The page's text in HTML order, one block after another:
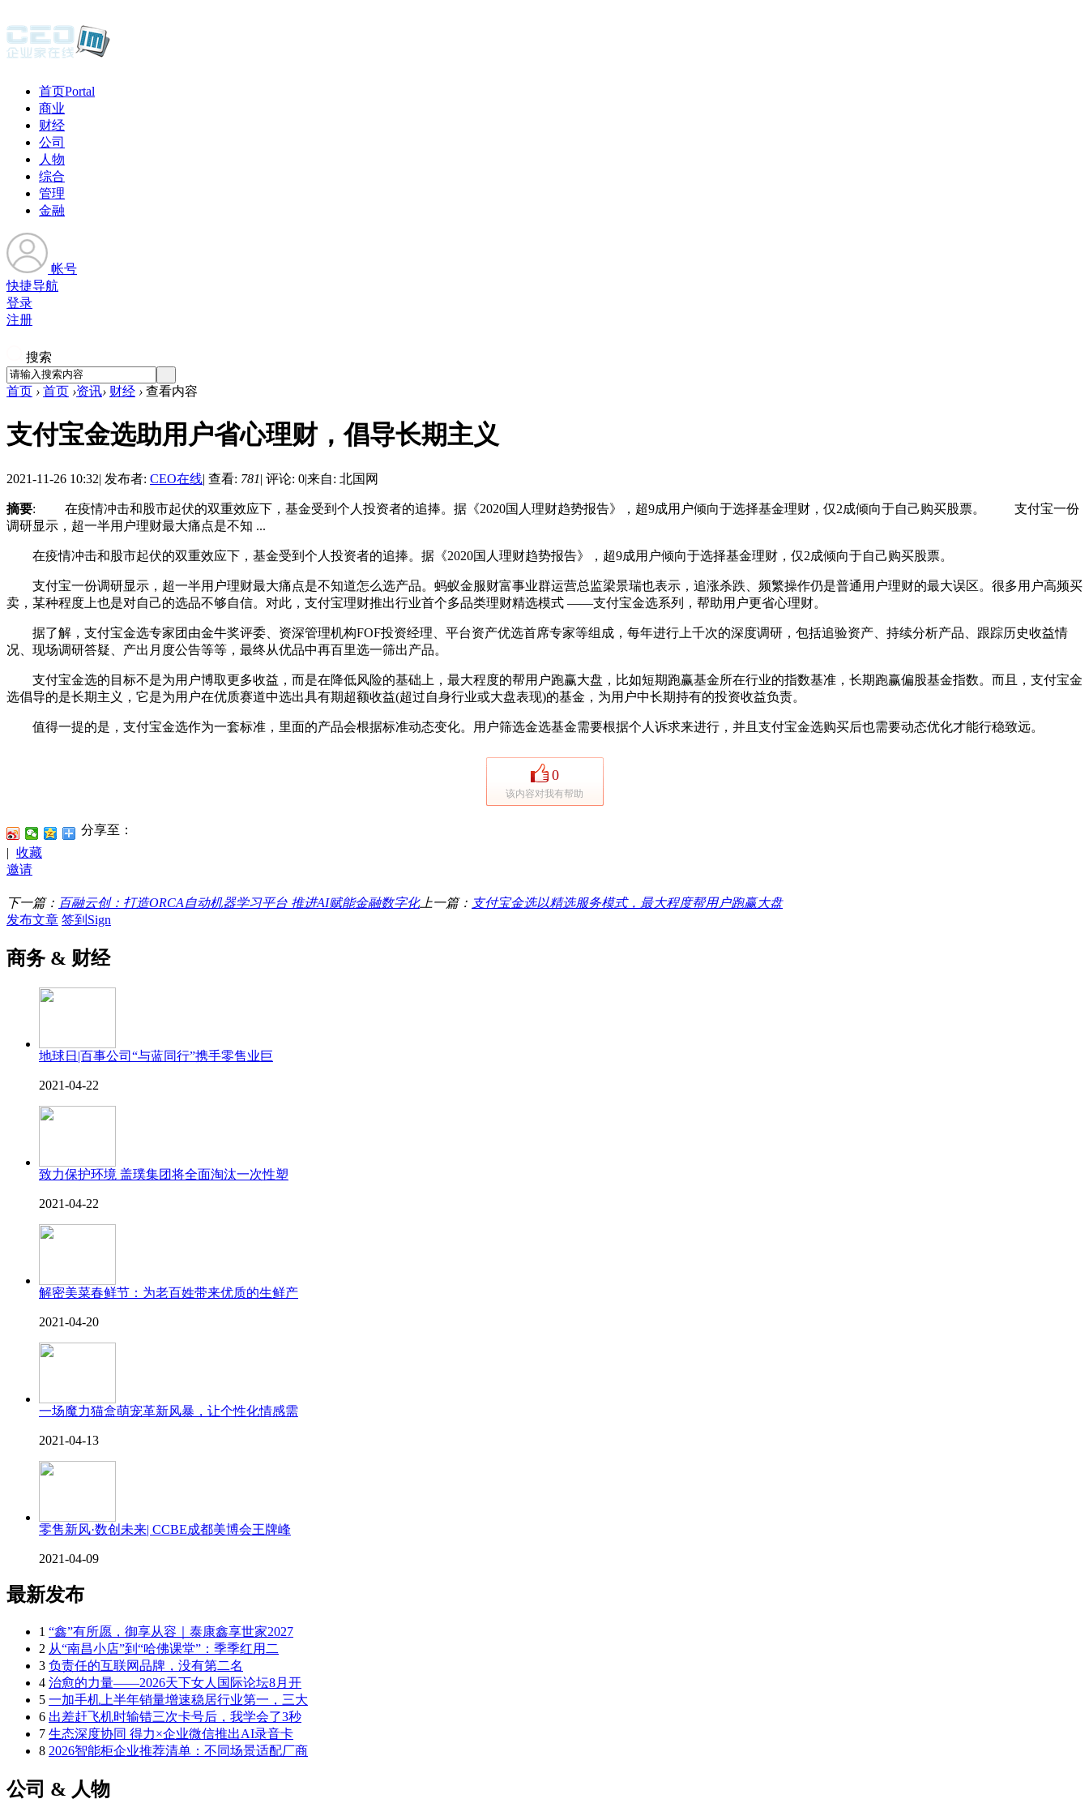
首页Portal
商业
财经
公司
人物
综合
管理
金融
帐号
快捷导航
登录
注册
搜索
首页 › 首页 ›资讯› 财经 › 查看内容
支付宝金选助用户省心理财，倡导长期主义
2021-11-26 10:32| 发布者: CEO在线| 查看: 781| 评论: 0|来自: 北国网
摘要: 在疫情冲击和股市起伏的双重效应下，基金受到个人投资者的追捧。据《2020国人理财趋势报告》，超9成用户倾向于选择基金理财，仅2成倾向于自己购买股票。 支付宝一份
调研显示，超一半用户理财最大痛点是不知 ...
在疫情冲击和股市起伏的双重效应下，基金受到个人投资者的追捧。据《2020国人理财趋势报告》，超9成用户倾向于选择基金理财，仅2成倾向于自己购买股票。
支付宝一份调研显示，超一半用户理财最大痛点是不知道怎么选产品。蚂蚁金服财富事业群运营总监梁景瑞也表示，追涨杀跌、频繁操作仍是普通用户理财的最大误区。很多用户高频买
卖，某种程度上也是对自己的选品不够自信。对此，支付宝理财推出行业首个多品类理财精选模式 ——支付宝金选系列，帮助用户更省心理财。
据了解，支付宝金选专家团由金牛奖评委、资深管理机构FOF投资经理、平台资产优选首席专家等组成，每年进行上千次的深度调研，包括追验资产、持续分析产品、跟踪历史收益情
况、现场调研答疑、产出月度公告等等，最终从优品中再百里选一筛出产品。
支付宝金选的目标不是为用户博取更多收益，而是在降低风险的基础上，最大程度的帮用户跑赢大盘，比如短期跑赢基金所在行业的指数基准，长期跑赢偏股基金指数。而且，支付宝金
选倡导的是长期主义，它是为用户在优质赛道中选出具有期超额收益(超过自身行业或大盘表现)的基金，为用户中长期持有的投资收益负责。
值得一提的是，支付宝金选作为一套标准，里面的产品会根据标准动态变化。用户筛选金选基金需要根据个人诉求来进行，并且支付宝金选购买后也需要动态优化才能行稳致远。
0
该内容对我有帮助
分享至：
| 收藏
邀请
下一篇： 百融云创：打造ORCA自动机器学习平台 推进AI赋能金融数字化上一篇： 支付宝金选以精选服务模式，最大程度帮用户跑赢大盘
发布文章 签到Sign
商务 & 财经
地球日|百事公司“与蓝同行”携手零售业巨
2021-04-22
致力保护环境 盖璞集团将全面淘汰一次性塑
2021-04-22
解密美菜春鲜节：为老百姓带来优质的生鲜产
2021-04-20
一场魔力猫盒萌宠革新风暴，让个性化情感需
2021-04-13
零售新风·数创未来| CCBE成都美博会王牌峰
2021-04-09
最新发布
1 “鑫”有所愿，御享从容｜泰康鑫享世家2027
2 从“南昌小店”到“哈佛课堂”：季季红用二
3 负责任的互联网品牌，没有第二名
4 治愈的力量——2026天下女人国际论坛8月开
5 一加手机上半年销量增速稳居行业第一，三大
6 出差赶飞机时输错三次卡号后，我学会了3秒
7 生态深度协同 得力×企业微信推出AI录音卡
8 2026智能柜企业推荐清单：不同场景适配厂商
公司 & 人物